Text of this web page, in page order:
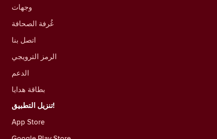
وجهات
غُرفة الصحافة
اتصل بنا
الرمز الترويجي
الدعم
بطاقة هدايا
تنزيل التطبيق!
App Store